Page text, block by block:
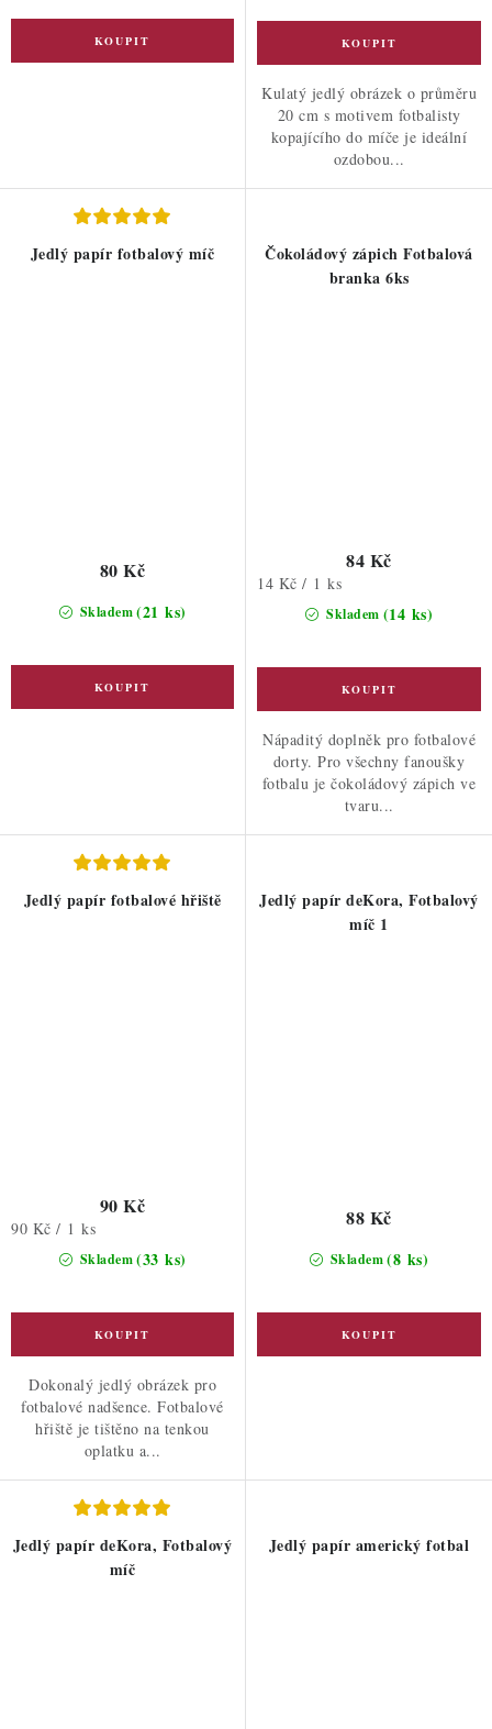
Kulatý jedlý obrázek o průměru
20 cm s motivem fotbalisty
kopajícího do míče je ideální
ozdobou...
Jedlý papír fotbalový míč
Skladem(21 ks)
80 Kč
Čokoládový zápich Fotbalová
branka 6ks
Skladem (14 ks)
84 Kč
Měrná
14 Kč / 1 ks
Nápaditý doplněk pro fotbalové
dorty. Pro všechny fanoušky
fotbalu je čokoládový zápich ve
tvaru...
Jedlý papír fotbalové hřiště
Skladem(33 ks)
90 Kč
Měrná
90 Kč / 1 ks
Dokonalý jedlý obrázek pro
fotbalové nadšence. Fotbalové
hřiště je tištěno na tenkou
oplatku a...
Jedlý papír deKora, Fotbalový
míč 1
Skladem(8 ks)
88 Kč
Jedlý papír deKora, Fotbalový
míč
Jedlý papír americký fotbal